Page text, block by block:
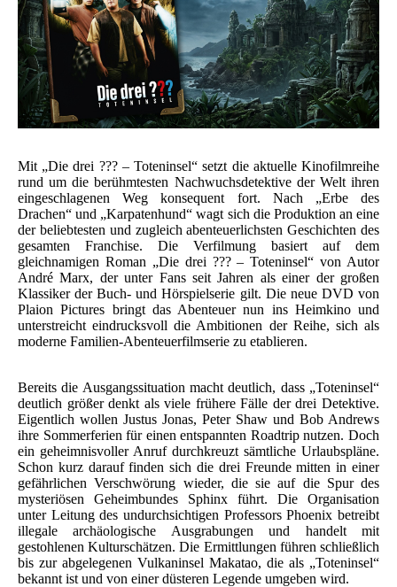
Mit „Die drei ??? – Toteninsel“ setzt die aktuelle Kinofilmreihe
rund um die berühmtesten Nachwuchsdetektive der Welt ihren
eingeschlagenen Weg konsequent fort. Nach „Erbe des
Drachen“ und „Karpatenhund“ wagt sich die Produktion an eine
der beliebtesten und zugleich abenteuerlichsten Geschichten des
gesamten Franchise. Die Verfilmung basiert auf dem
gleichnamigen Roman „Die drei ??? – Toteninsel“ von Autor
André Marx, der unter Fans seit Jahren als einer der großen
Klassiker der Buch- und Hörspielserie gilt. Die neue DVD von
Plaion Pictures bringt das Abenteuer nun ins Heimkino und
unterstreicht eindrucksvoll die Ambitionen der Reihe, sich als
moderne Familien-Abenteuerfilmserie zu etablieren.
Bereits die Ausgangssituation macht deutlich, dass „Toteninsel“
deutlich größer denkt als viele frühere Fälle der drei Detektive.
Eigentlich wollen Justus Jonas, Peter Shaw und Bob Andrews
ihre Sommerferien für einen entspannten Roadtrip nutzen. Doch
ein geheimnisvoller Anruf durchkreuzt sämtliche Urlaubspläne.
Schon kurz darauf finden sich die drei Freunde mitten in einer
gefährlichen Verschwörung wieder, die sie auf die Spur des
mysteriösen Geheimbundes Sphinx führt. Die Organisation
unter Leitung des undurchsichtigen Professors Phoenix betreibt
illegale archäologische Ausgrabungen und handelt mit
gestohlenen Kulturschätzen. Die Ermittlungen führen schließlich
bis zur abgelegenen Vulkaninsel Makatao, die als „Toteninsel“
bekannt ist und von einer düsteren Legende umgeben wird.